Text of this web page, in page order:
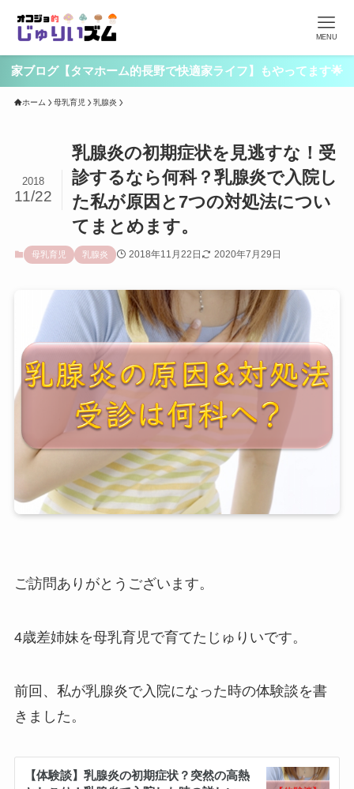
MENU
家ブログ【タマホーム的長野で快適家ライフ】もやってます🌟
ホーム 母乳育児 乳腺炎
乳腺炎の初期症状を見逃すな！受
診するなら何科？乳腺炎で入院し
た私が原因と7つの対処法につい
てまとめます。
2018
11/22
母乳育児 乳腺炎 2018年11月22日 2020年7月29日
ご訪問ありがとうございます。
4歳差姉妹を母乳育児で育てたじゅりいです。
前回、私が乳腺炎で入院になった時の体験談を書
きました。